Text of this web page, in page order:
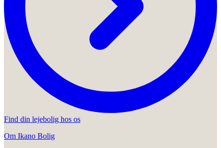
Find din lejebolig hos os
Om Ikano Bolig